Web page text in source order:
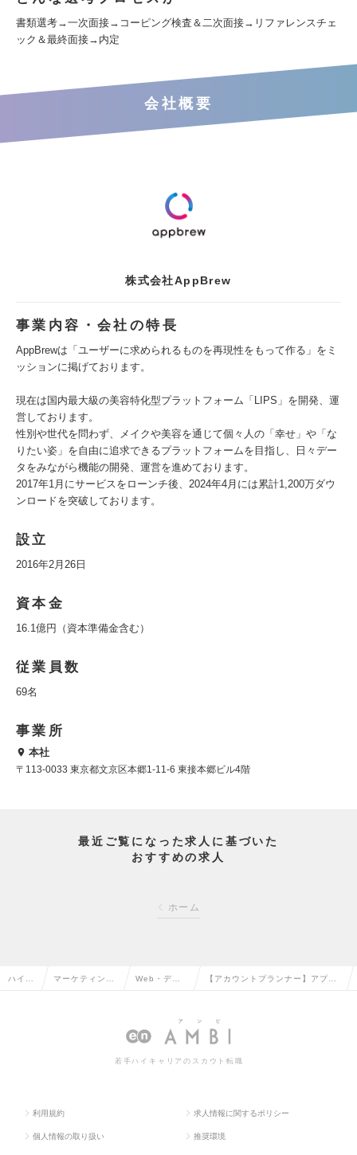
書類選考→一次面接→コーピング検査＆二次面接→リファレンスチェ
ック＆最終面接→内定
会社概要
株式会社AppBrew
事業内容・会社の特長
AppBrewは「ユーザーに求められるものを再現性をもって作る」をミ
ッションに掲げております。
現在は国内最大級の美容特化型プラットフォーム「LIPS」を開発、運
営しております。
性別や世代を問わず、メイクや美容を通じて個々人の「幸せ」や「な
りたい姿」を自由に追求できるプラットフォームを目指し、日々デー
タをみながら機能の開発、運営を進めております。
2017年1月にサービスをローンチ後、2024年4月には累計1,200万ダウ
ンロードを突破しております。
設立
2016年2月26日
資本金
16.1億円（資本準備金含む）
従業員数
69名
事業所
本社
〒113-0033 東京都文京区本郷1-11-6 東接本郷ビル4階
最近ご覧になった求人に基づいた
おすすめの求人
ホーム
ハイク マーケティン Web・デジ
ィングの転職
【アカウントプランナー】アプリ
アプリLIPSを展開の求人情報
若手ハイキャリアのスカウト転職
利用規約 求人情報に関するポリシー
個人情報の取り扱い 推奨環境